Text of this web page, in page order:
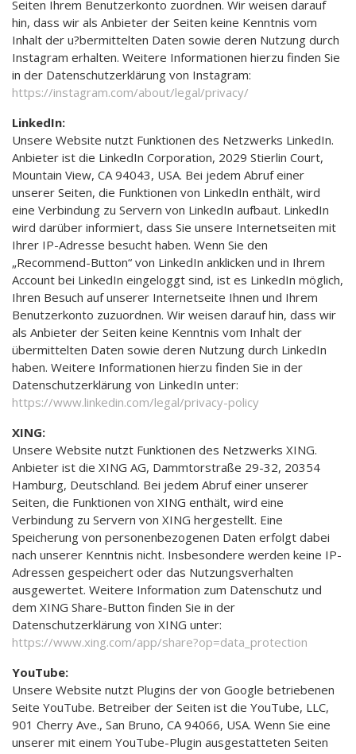
Seiten Ihrem Benutzerkonto zuordnen. Wir weisen darauf
hin, dass wir als Anbieter der Seiten keine Kenntnis vom
Inhalt der u?bermittelten Daten sowie deren Nutzung durch
Instagram erhalten. Weitere Informationen hierzu finden Sie
in der Datenschutzerklärung von Instagram:
https://instagram.com/about/legal/privacy/
LinkedIn:
Unsere Website nutzt Funktionen des Netzwerks LinkedIn.
Anbieter ist die LinkedIn Corporation, 2029 Stierlin Court,
Mountain View, CA 94043, USA. Bei jedem Abruf einer
unserer Seiten, die Funktionen von LinkedIn enthält, wird
eine Verbindung zu Servern von LinkedIn aufbaut. LinkedIn
wird darüber informiert, dass Sie unsere Internetseiten mit
Ihrer IP-Adresse besucht haben. Wenn Sie den
„Recommend-Button“ von LinkedIn anklicken und in Ihrem
Account bei LinkedIn eingeloggt sind, ist es LinkedIn möglich,
Ihren Besuch auf unserer Internetseite Ihnen und Ihrem
Benutzerkonto zuzuordnen. Wir weisen darauf hin, dass wir
als Anbieter der Seiten keine Kenntnis vom Inhalt der
übermittelten Daten sowie deren Nutzung durch LinkedIn
haben. Weitere Informationen hierzu finden Sie in der
Datenschutzerklärung von LinkedIn unter:
https://www.linkedin.com/legal/privacy-policy
XING:
Unsere Website nutzt Funktionen des Netzwerks XING.
Anbieter ist die XING AG, Dammtorstraße 29-32, 20354
Hamburg, Deutschland. Bei jedem Abruf einer unserer
Seiten, die Funktionen von XING enthält, wird eine
Verbindung zu Servern von XING hergestellt. Eine
Speicherung von personenbezogenen Daten erfolgt dabei
nach unserer Kenntnis nicht. Insbesondere werden keine IP-
Adressen gespeichert oder das Nutzungsverhalten
ausgewertet. Weitere Information zum Datenschutz und
dem XING Share-Button finden Sie in der
Datenschutzerklärung von XING unter:
https://www.xing.com/app/share?op=data_protection
YouTube:
Unsere Website nutzt Plugins der von Google betriebenen
Seite YouTube. Betreiber der Seiten ist die YouTube, LLC,
901 Cherry Ave., San Bruno, CA 94066, USA. Wenn Sie eine
unserer mit einem YouTube-Plugin ausgestatteten Seiten